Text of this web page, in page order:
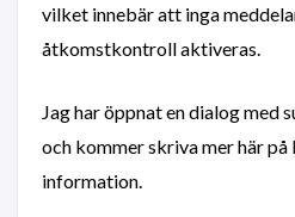
vilket innebär att inga
åtkomstkontroll aktiveras.
Jag har öppnat en dialog med
och kommer skriva mer här på
information.